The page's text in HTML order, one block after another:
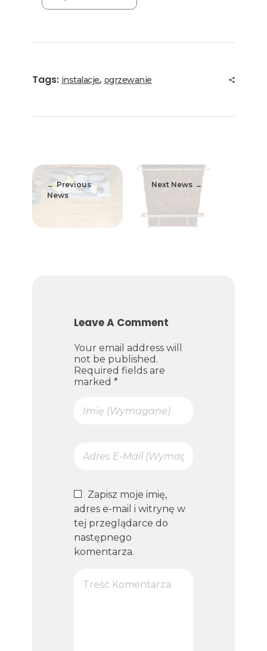
Tags: instalacje, ogrzewanie
Previous
News
Next News
Leave A Comment
Your email address will
not be published.
Required fields are
marked *
Zapisz moje imię,
adres e-mail i witrynę w
tej przeglądarce do
następnego
komentarza.